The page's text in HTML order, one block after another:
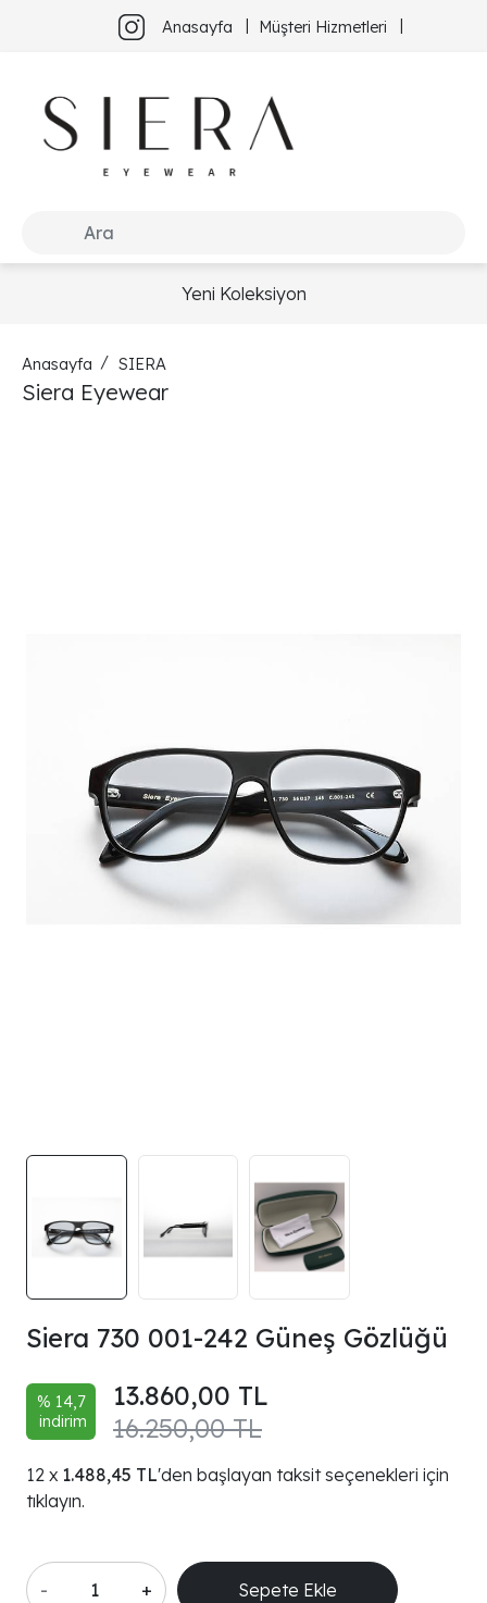
Anasayfa Müşteri Hizmetleri
Yeni Koleksiyon
Anasayfa SIERA
Siera Eyewear
Siera 730 001-242 Güneş Gözlüğü
% 14,7
indirim
16.250,00 TL
13.860,00 TL
1.488,45 TL'den başlayan taksit seçenekleri için
tıklayın.
- + Sepete Ekle